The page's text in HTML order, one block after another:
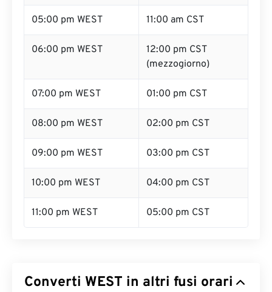
05:00 pm WEST 11:00 am CST
06:00 pm WEST
12:00 pm CST
(mezzogiorno)
07:00 pm WEST 01:00 pm CST
08:00 pm WEST 02:00 pm CST
09:00 pm WEST 03:00 pm CST
10:00 pm WEST 04:00 pm CST
11:00 pm WEST 05:00 pm CST
Converti WEST in altri fusi orari